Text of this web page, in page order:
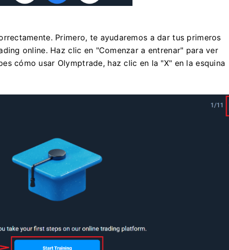
Primero, te ayudaremos a dar tus primeros
online. Haz clic en "Comenzar a entrenar" para ver
cómo usar Olymptrade, haz clic en la "X" en la esquina